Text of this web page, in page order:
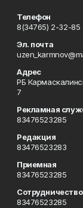
Телефон
8(34765) 2-32-85
Эл. почта
Адрес
РБ
7
Рекламная
83476523285
Редакция
83476523283
Приемная
83476523285
Сотрудничество
83476523285